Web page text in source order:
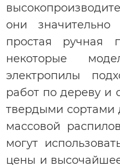
они значительно
простая ручная
некоторые
электропилы
работ по дереву и
твердыми сортами
массовой
могут
цены и высочайшее